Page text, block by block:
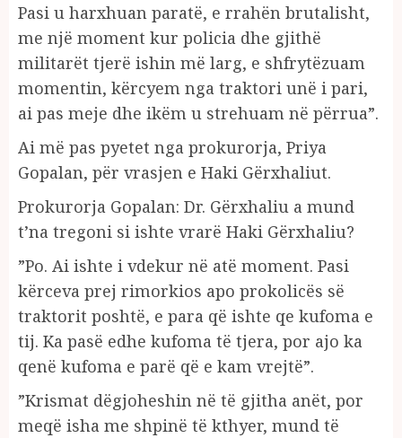
Pasi u harxhuan paratë, e rrahën brutalisht,
me një moment kur policia dhe gjithë
militarët tjerë ishin më larg, e shfrytëzuam
momentin, kërcyem nga traktori unë i pari,
ai pas meje dhe ikëm u strehuam në përrua”.
Ai më pas pyetet nga prokurorja, Priya
Gopalan, për vrasjen e Haki Gërxhaliut.
Prokurorja Gopalan: Dr. Gërxhaliu a mund
t’na tregoni si ishte vrarë Haki Gërxhaliu?
”Po. Ai ishte i vdekur në atë moment. Pasi
kërceva prej rimorkios apo prokolicës së
traktorit poshtë, e para që ishte qe kufoma e
tij. Ka pasë edhe kufoma të tjera, por ajo ka
qenë kufoma e parë që e kam vrejtë”.
”Krismat dëgjoheshin në të gjitha anët, por
meqë isha me shpinë të kthyer, mund të